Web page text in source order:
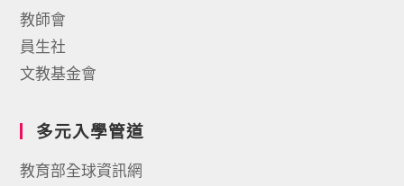
教師會
員生社
文教基金會
多元入學管道
教育部全球資訊網